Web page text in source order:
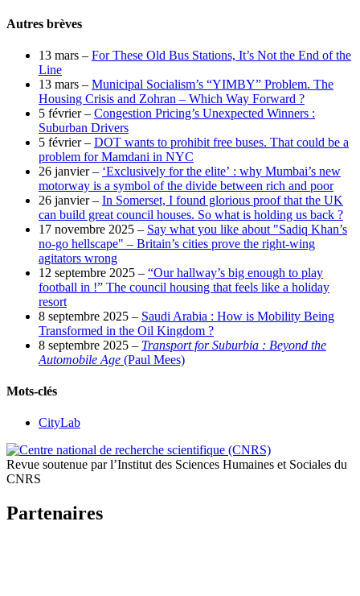
Autres brèves
13 mars – For These Old Bus Stations, It’s Not the End of the
Line
13 mars – Municipal Socialism’s “YIMBY” Problem. The
Housing Crisis and Zohran – Which Way Forward ?
5 février – Congestion Pricing’s Unexpected Winners :
Suburban Drivers
5 février – DOT wants to prohibit free buses. That could be a
problem for Mamdani in NYC
26 janvier – ‘Exclusively for the elite’ : why Mumbai’s new
motorway is a symbol of the divide between rich and poor
26 janvier – In Somerset, I found glorious proof that the UK
can build great council houses. So what is holding us back ?
17 novembre 2025 – Say what you like about "Sadiq Khan’s
no-go hellscape" – Britain’s cities prove the right-wing
agitators wrong
12 septembre 2025 – “Our hallway’s big enough to play
football in !” The council housing that feels like a holiday
resort
8 septembre 2025 – Saudi Arabia : How is Mobility Being
Transformed in the Oil Kingdom ?
8 septembre 2025 – Transport for Suburbia : Beyond the
Automobile Age (Paul Mees)
Mots-clés
CityLab
Revue soutenue par l’Institut des Sciences Humaines et Sociales du
CNRS
Partenaires